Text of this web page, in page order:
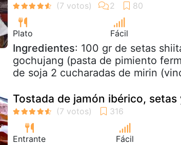
Plato Fácil
Ingredientes: 100 gr de setas
gochujang (pasta de pimiento
de soja 2 cucharadas de mirin
Tostada de jamón ibérico, setas
Entrante Fácil